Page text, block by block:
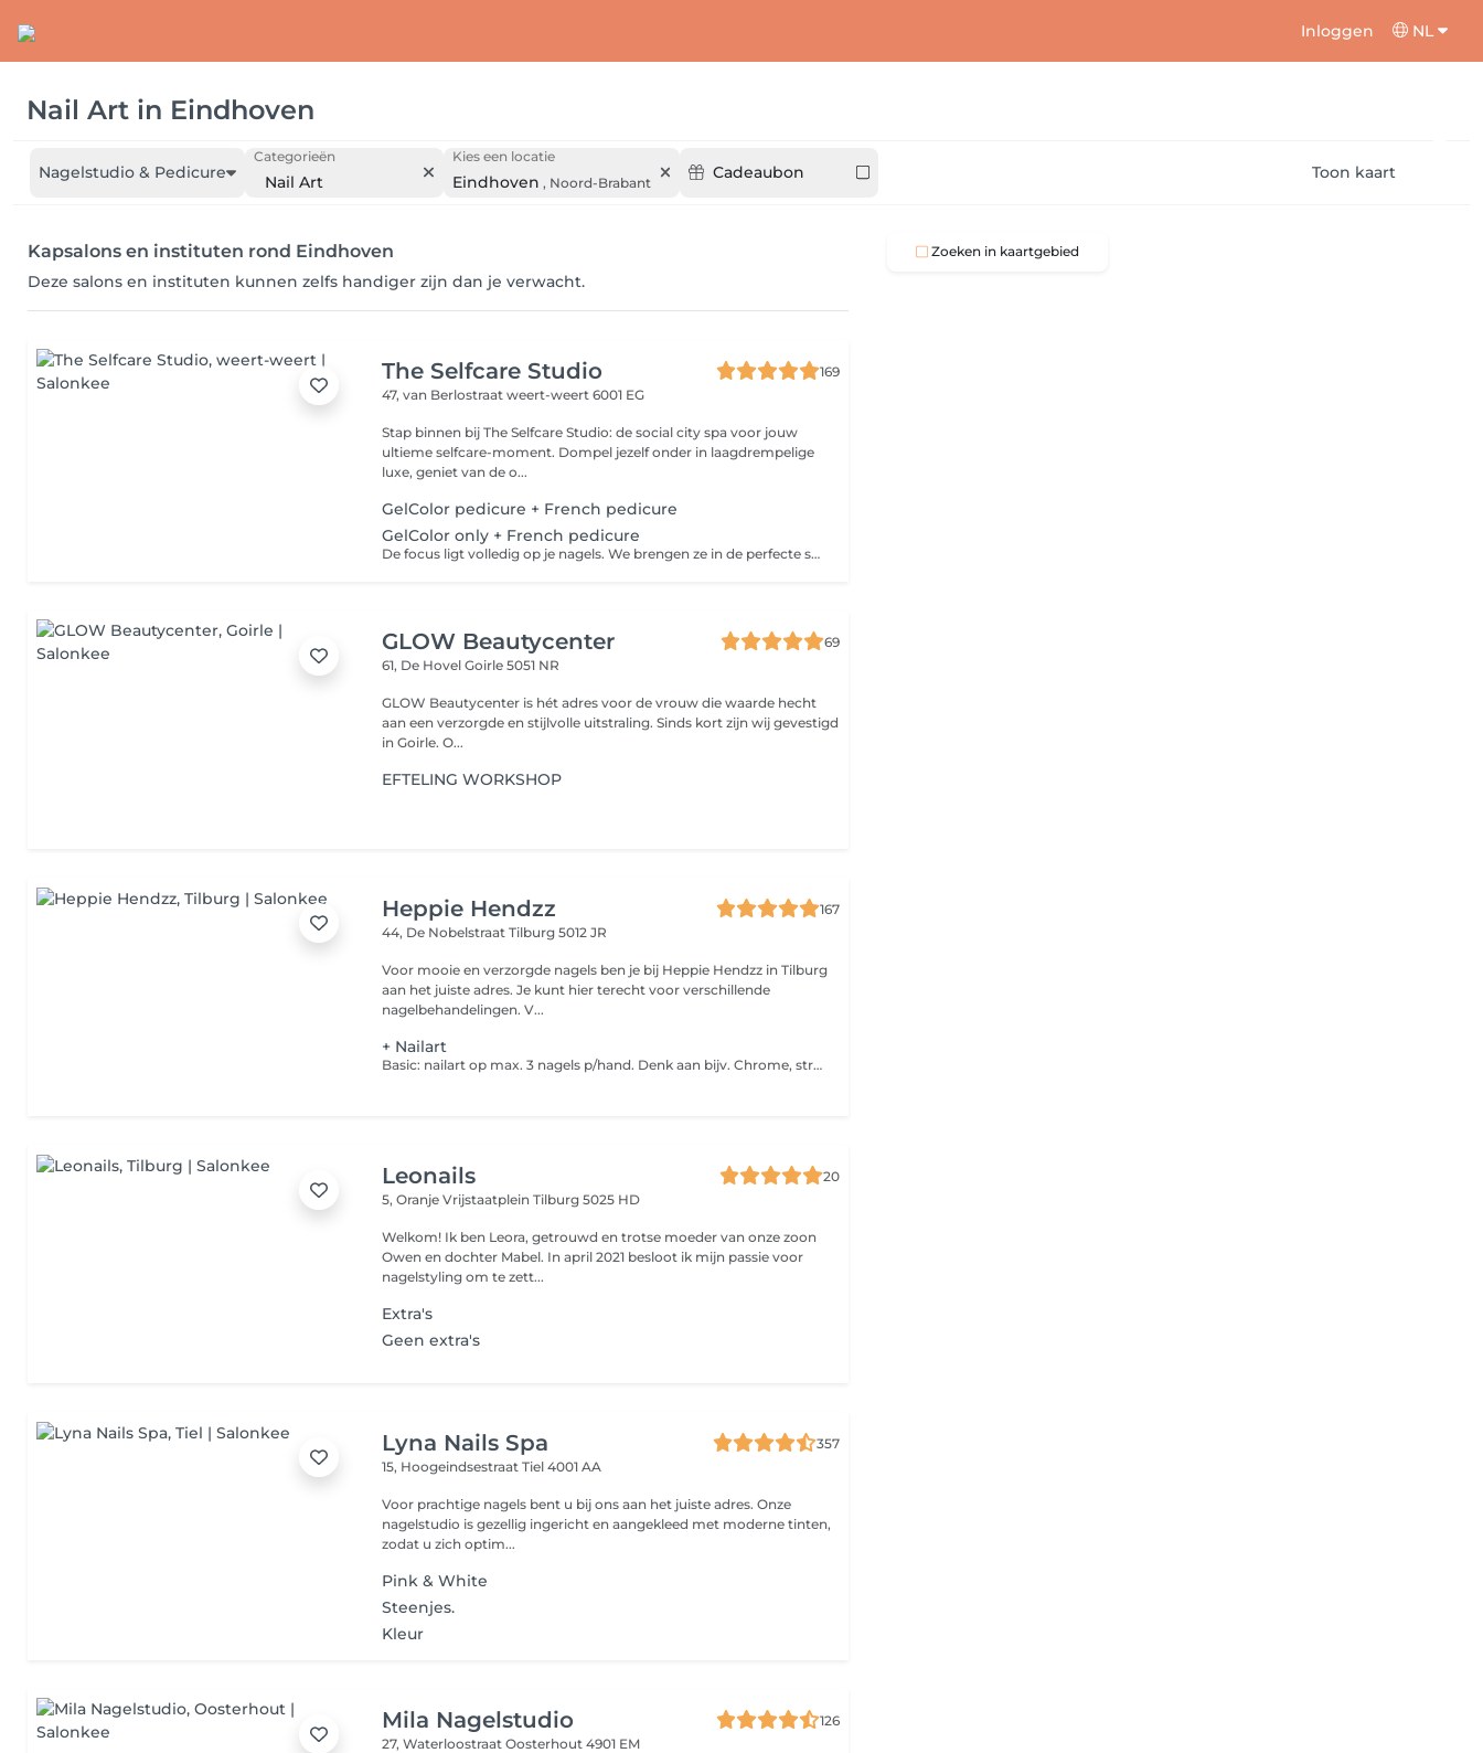
Inloggen NL
Nail Art in Eindhoven
Nagelstudio & Pedicure
Categorieën
Nail Art
Kies een locatie
Eindhoven , Noord-Brabant
Cadeaubon Toon kaart
Kapsalons en instituten rond Eindhoven
Deze salons en instituten kunnen zelfs handiger zijn dan je verwacht.
The Selfcare Studio
169
47, van Berlostraatweert-weert 6001 EG
Stap binnen bij The Selfcare Studio: de social city spa voor jouw
ultieme selfcare-moment. Dompel jezelf onder in laagdrempelige
luxe, geniet van de o...
GelColor pedicure + French pedicure
GelColor only + French pedicure
De focus ligt volledig op je nagels. We brengen ze in de perfecte shape en verzorgen de nagelriemen. Daarna brengen we een gel polish en french manicure aan in je favoriete kleur
GLOW Beautycenter
69
61, De HovelGoirle 5051 NR
GLOW Beautycenter is hét adres voor de vrouw die waarde hecht
aan een verzorgde en stijlvolle uitstraling. Sinds kort zijn wij gevestigd
in Goirle. O...
EFTELING WORKSHOP
Heppie Hendzz
167
44, De NobelstraatTilburg 5012 JR
Voor mooie en verzorgde nagels ben je bij Heppie Hendzz in Tilburg
aan het juiste adres. Je kunt hier terecht voor verschillende
nagelbehandelingen. V...
+ Nailart
Basic: nailart op max. 3 nagels p/hand. Denk aan bijv. Chrome, streepjes, stempels, enz. Advanced: nailart op alle nagels. Bijv. Handgeschilderde bloemen, meed complexe designs.
Leonails
20
5, Oranje VrijstaatpleinTilburg 5025 HD
Welkom! Ik ben Leora, getrouwd en trotse moeder van onze zoon
Owen en dochter Mabel. In april 2021 besloot ik mijn passie voor
nagelstyling om te zett...
Extra's
Geen extra's
Lyna Nails Spa
357
15, HoogeindsestraatTiel 4001 AA
Voor prachtige nagels bent u bij ons aan het juiste adres. Onze
nagelstudio is gezellig ingericht en aangekleed met moderne tinten,
zodat u zich optim...
Pink & White
Steenjes.
Kleur
Mila Nagelstudio
126
27, WaterloostraatOosterhout 4901 EM
Zoeken in kaartgebied